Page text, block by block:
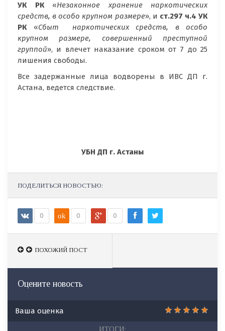
УК РК«Незаконное хранение наркотических
средств, в особо крупном размере», и ст.297 ч.4 УК
РК«Сбыт наркотических средств, в особо
крупном размере, совершенный преступной
группой», и влечет наказание сроком от 7 до 25
лишения свободы.
Все задержанные лица водворены в ИВС ДП г.
Астана, ведется следствие.
УБН ДП г. Астаны
ПОДЕЛИТЬСЯ НОВОСТЬЮ:
0 ok 0 0
ПОХОЖИЙ ПОСТ
ПОХОЖИЙ ПОСТ
Оцените новость
Ваша оценка
ИТОГИ: